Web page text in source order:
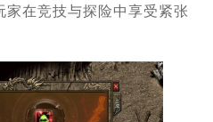
在竞技与探险中享受紧张